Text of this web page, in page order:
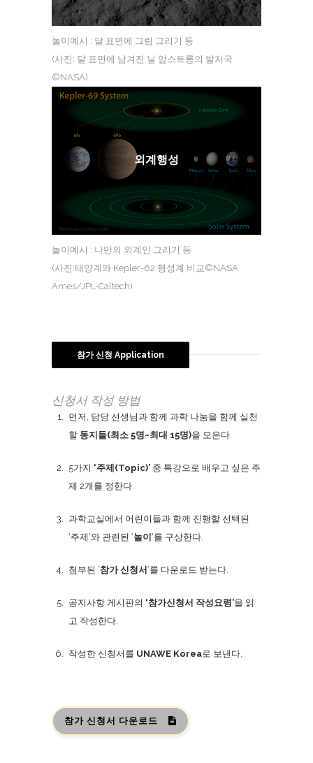
놀이예시 : 달 표면에 그림 그리기 등
(사진: 달 표면에 남겨진 닐 암스트롱의 발자국
©NASA)
외계행성
놀이예시 : 나만의 외계인 그리기 등
(사진:태양계와 Kepler-62 행성계 비교©NASA
Ames/JPL-Caltech)
참가 신청 Application
신청서 작성 방법
먼저, 담당 선생님과 함께 과학 나눔을 함께 실천
할 동지들(최소 5명~최대 15명)을 모은다.
5가지 ‘주제(Topic)’ 중 특강으로 배우고 싶은 주
제 2개를 정한다.
과학교실에서 어린이들과 함께 진행할 선택된
‘주제’와 관련된 ‘놀이‘를 구상한다.
첨부된 ‘참가 신청서‘를 다운로드 받는다.
공지사항 게시판의 ‘참가신청서 작성요령’을 읽
고 작성한다.
작성한 신청서를 UNAWE Korea로 보낸다.
참가 신청서 다운로드